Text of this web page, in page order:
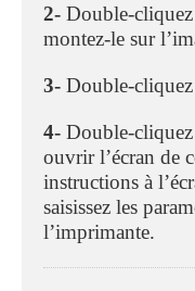
2- Double-
montez-le sur
3- Double-
4- Double-
ouvrir l’écran de
instructions à
saisissez les
l’imprimante.